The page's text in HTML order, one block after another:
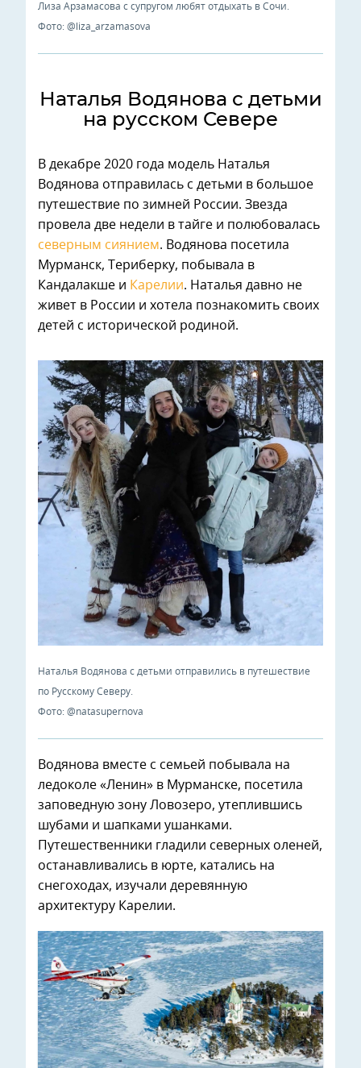
Лиза Арзамасова с супругом любят отдыхать в Сочи.
Фото: @liza_arzamasova
Наталья Водянова с детьми
на русском Севере
В декабре 2020 года модель Наталья
Водянова отправилась с детьми в большое
путешествие по зимней России. Звезда
провела две недели в тайге и полюбовалась
северным сиянием. Водянова посетила
Мурманск, Териберку, побывала в
Кандалакше и Карелии. Наталья давно не
живет в России и хотела познакомить своих
детей с исторической родиной.
Наталья Водянова с детьми отправились в путешествие
по Русскому Северу.
Фото: @natasupernova
Водянова вместе с семьей побывала на
ледоколе «Ленин» в Мурманске, посетила
заповедную зону Ловозеро, утеплившись
шубами и шапками ушанками.
Путешественники гладили северных оленей,
останавливались в юрте, катались на
снегоходах, изучали деревянную
архитектуру Карелии.